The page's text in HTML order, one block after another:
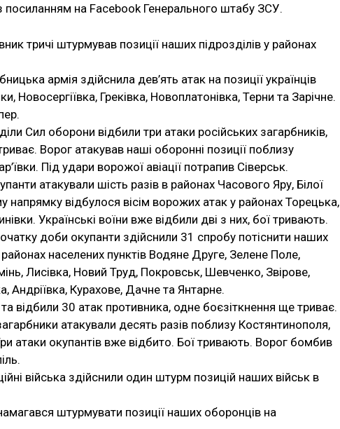
на Facebook Генерального штабу ЗСУ.
тричі штурмував позиції наших підрозділів у районах
армія здійснила дев’ять атак на позиції українців
Новосергіївка, Греківка, Новоплатонівка, Терни та Зарічне.
Сил оборони відбили три атаки російських загарбників,
Ворог атакував наші оборонні позиції поблизу
Під удари ворожої авіації потрапив Сіверськ.
атакували шість разів в районах Часового Яру, Білої
напрямку відбулося вісім ворожих атак у районах Торецька,
Українські воїни вже відбили дві з них, бої тривають.
доби окупанти здійснили 31 спробу потіснити наших
населених пунктів Водяне Друге, Зелене Поле,
Лисівка, Новий Труд, Покровськ, Шевченко, Звірове,
Андріївка, Курахове, Дачне та Янтарне.
відбили 30 атак противника, одне боєзіткнення ще триває.
атакували десять разів поблизу Костянтинополя,
атаки окупантів вже відбито. Бої тривають. Ворог бомбив
війська здійснили один штурм позицій наших військ в
штурмувати позиції наших оборонців на